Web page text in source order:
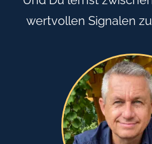
wertvollen Signalen